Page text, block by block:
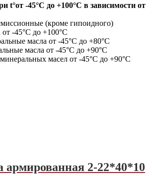
t°от -45°С до +100°С в зависимости от
(кроме гипоидного)
-45°С до +100°С
масла от -45°С до +80°С
масла от -45°С до +90°С
масел от -45°С до +90°С
2-22*40*10